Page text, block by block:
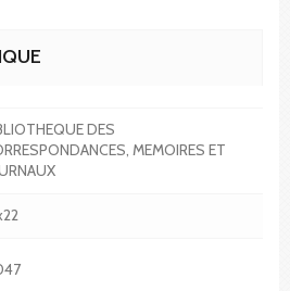
DES
MEMOIRES ET